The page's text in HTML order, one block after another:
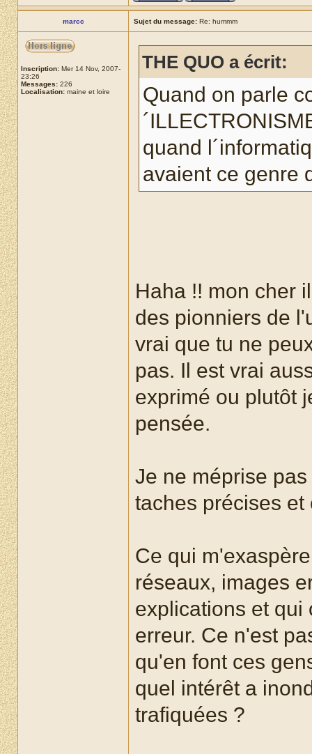
marcc Sujet du message: Re: hummm
Inscription: Mer 14 Nov, 2007-
23:26
Messages: 226
Localisation: maine et loire
THE QUO a écrit:
Quand on parle
quand
avaient ce genre
Haha !! mon cher
des pionniers de
vrai que tu ne
pas. Il est vrai
exprimé ou plutôt
pensée.
Je ne méprise
taches précises et
Ce qui
réseaux, images
explications et qui
erreur. Ce n'est
qu'en font ces
quel intérêt a
trafiquées ?